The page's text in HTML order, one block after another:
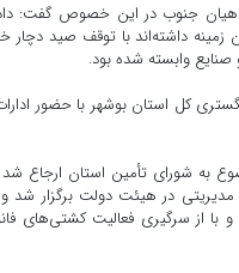
فانوس ماهیان جنوب در این خصوص
زمینه داشته‌اند با توقف صید
صنایع وابسته شده بود.
افزود: به همین منظور نشستی در خرداد ماه ۱۴۰۳ به دستور دادگستری کل استان
به شورای تأمین استان ارجاع شد
آخر سال نشست‌های تخصصی و مدیریتی در هیئت دولت
و با از سرگیری فعالیت کشتی‌های